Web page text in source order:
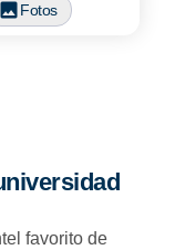
Fotos
favorito de